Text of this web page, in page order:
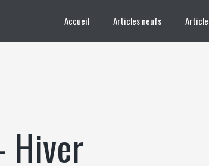
Accueil Articles neufs
Hiver